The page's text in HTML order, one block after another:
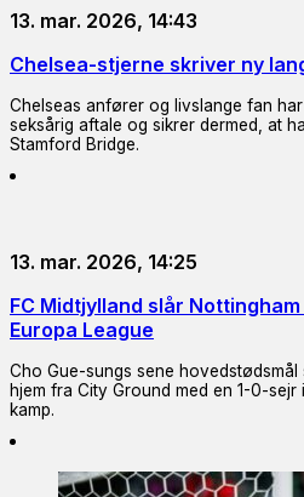
13. mar. 2026, 14:43
Chelsea-stjerne skriver ny
Chelseas anfører og livslange fan
seksårig aftale og sikrer dermed, at
Stamford Bridge.
13. mar. 2026, 14:25
FC Midtjylland slår
Europa League
Cho Gue-sungs sene hovedstødsmål
hjem fra City Ground med en 1-0-
kamp.